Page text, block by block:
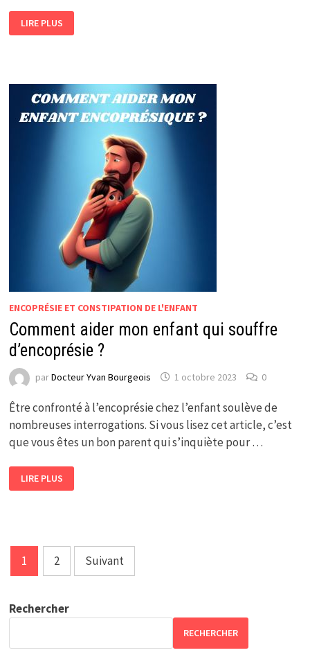
EST-
CE
QUE
?
LIRE PLUS
ENCOPRÉSIE ET CONSTIPATION DE L'ENFANT
Comment aider mon enfant qui souffre
d’encoprésie ?
parDocteur Yvan Bourgeois 1 octobre 2023 0
Être confronté à l’encoprésie chez l’enfant soulève de
nombreuses interrogations. Si vous lisez cet article, c’est
que vous êtes un bon parent qui s’inquiète pour …
COMMENT
AIDER
MON
LIRE PLUS
Pagination
des
1 2 Suivant
Rechercher
RECHERCHER